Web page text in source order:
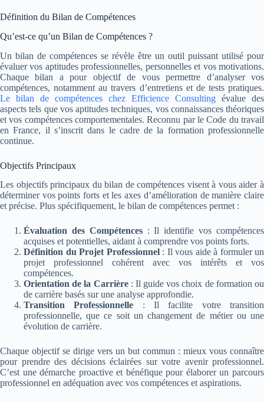
Définition du Bilan de Compétences
Qu’est-ce qu’un Bilan de Compétences ?
Un bilan de compétences se révèle être un outil puissant utilisé pour
évaluer vos aptitudes professionnelles, personnelles et vos motivations.
Chaque bilan a pour objectif de vous permettre d’analyser vos
compétences, notamment au travers d’entretiens et de tests pratiques.
Le bilan de compétences chez Efficience Consulting évalue des
aspects tels que vos aptitudes techniques, vos connaissances théoriques
et vos compétences comportementales. Reconnu par le Code du travail
en France, il s’inscrit dans le cadre de la formation professionnelle
continue.
Objectifs Principaux
Les objectifs principaux du bilan de compétences visent à vous aider à
déterminer vos points forts et les axes d’amélioration de manière claire
et précise. Plus spécifiquement, le bilan de compétences permet :
Évaluation des Compétences: Il identifie vos compétences
acquises et potentielles, aidant à comprendre vos points forts.
Définition du Projet Professionnel: Il vous aide à formuler un
projet professionnel cohérent avec vos intérêts et vos
compétences.
Orientation de la Carrière: Il guide vos choix de formation ou
de carrière basés sur une analyse approfondie.
Transition Professionnelle : Il facilite votre transition
professionnelle, que ce soit un changement de métier ou une
évolution de carrière.
Chaque objectif se dirige vers un but commun : mieux vous connaître
pour prendre des décisions éclairées sur votre avenir professionnel.
C’est une démarche proactive et bénéfique pour élaborer un parcours
professionnel en adéquation avec vos compétences et aspirations.